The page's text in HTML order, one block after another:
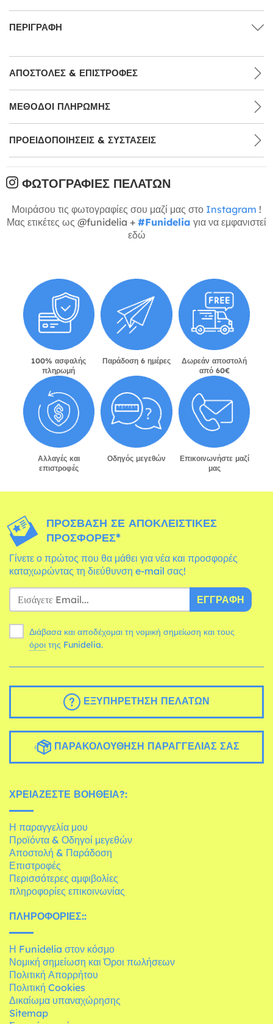
ΠΕΡΙΓΡΑΦΉ
ΑΠΟΣΤΟΛΈΣ & ΕΠΙΣΤΡΟΦΈΣ
ΜΕΘΌΔΟΙ ΠΛΗΡΩΜΉΣ
ΠΡΟΕΙΔΟΠΟΙΉΣΕΙΣ & ΣΥΣΤΆΣΕΙΣ
ΦΩΤΟΓΡΑΦΊΕΣ ΠΕΛΑΤΏΝ
Μοιράσου τις φωτογραφίες σου μαζί μας στο Instagram !
Μας ετικέτες ως @funidelia + #Funidelia για να εμφανιστεί
εδώ
100% ασφαλής
πληρωμή
Παράδοση 6 ημέρες
Δωρεάν αποστολή
από 60€
Αλλαγές και
επιστροφές
Οδηγός μεγεθών
Επικοινωνήστε μαζί
μας
ΠΡΌΣΒΑΣΗ ΣΕ ΑΠΟΚΛΕΙΣΤΙΚΈΣ
ΠΡΟΣΦΟΡΈΣ*
Γίνετε ο πρώτος που θα μάθει για νέα και προσφορές
καταχωρώντας τη διεύθυνση e-mail σας!
ΕΓΓΡΑΦΉ
Διάβασα και αποδέχομαι τη νομική σημείωση και τους
όροι της Funidelia.
ΕΞΥΠΗΡΈΤΗΣΗ ΠΕΛΑΤΏΝ
ΠΑΡΑΚΟΛΟΎΘΗΣΗ ΠΑΡΑΓΓΕΛΊΑΣ ΣΑΣ
ΧΡΕΙΆΖΕΣΤΕ ΒΟΉΘΕΙΑ?:
Η παραγγελία μου
Προϊόντα & Οδηγοί μεγεθών
Αποστολή & Παράδοση
Επιστροφές
Περισσότερες αμφιβολίες
πληροφορίες επικοινωνίας
ΠΛΗΡΟΦΟΡΊΕΣ::
Η Funidelia στον κόσμο
Νομική σημείωση και Όροι πωλήσεων
Πολιτική Απορρήτου
Πολιτική Cookies
Δικαίωμα υπαναχώρησης
Sitemap